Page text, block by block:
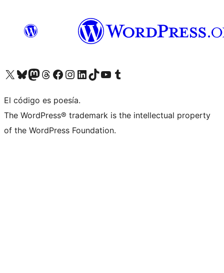
Visitá nuestra cuenta de X (anteriormente Twitter)
Visitá nuestra cuenta de Bluesky
Visitá nuestra cuenta de Mastodon
Visitá nuestra cuenta de Threads
Visitá nuestra página de Facebook
Visitá nuestra cuenta de Instagram
Visitá nuestra cuenta de LinkedIn
Visitá nuestra cuenta de TikTok
Visitá nuestro canal de YouTube
Visitá nuestra cuenta de Tumblr
El código es poesía.
The WordPress® trademark is the intellectual property
of the WordPress Foundation.